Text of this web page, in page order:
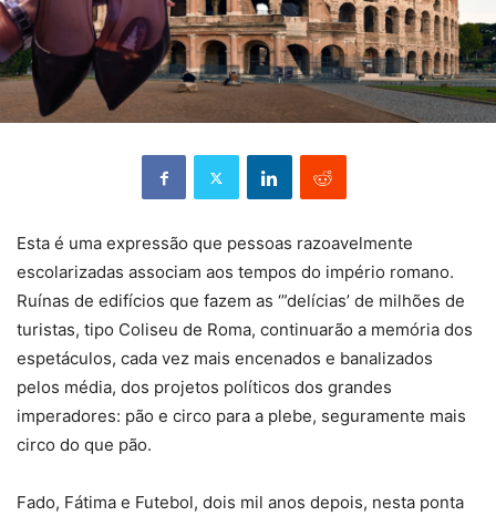
Esta é uma expressão que pessoas razoavelmente
escolarizadas associam aos tempos do império romano.
Ruínas de edifícios que fazem as ‘”delícias’ de milhões de
turistas, tipo Coliseu de Roma, continuarão a memória dos
espetáculos, cada vez mais encenados e banalizados
pelos média, dos projetos políticos dos grandes
imperadores: pão e circo para a plebe, seguramente mais
circo do que pão.
Fado, Fátima e Futebol, dois mil anos depois, nesta ponta